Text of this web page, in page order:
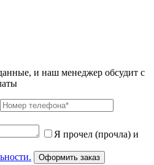
и наш менеджер обсудит с
Я прочел (прочла) и
Оформить заказ